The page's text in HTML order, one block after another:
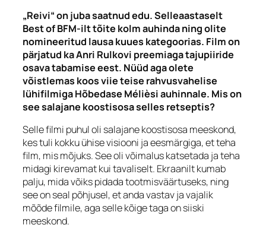
„Reivi“ on juba saatnud edu. Selleaastaselt
Best of BFM-ilt tõite kolm auhinda ning olite
nomineeritud lausa kuues kategoorias. Film on
pärjatud ka Anri Rulkovi preemiaga tajupiiride
osava tabamise eest. Nüüd aga olete
võistlemas koos viie teise rahvusvahelise
lühifilmiga Hõbedase Mélièsi auhinnale. Mis on
see salajane koostisosa selles retseptis?
Selle filmi puhul oli salajane koostisosa meeskond,
kes tuli kokku ühise visiooni ja eesmärgiga, et teha
film, mis mõjuks. See oli võimalus katsetada ja teha
midagi kirevamat kui tavaliselt. Ekraanilt kumab
palju, mida võiks pidada tootmisväärtuseks, ning
see on seal põhjusel, et anda vastav ja vajalik
mõõde filmile, aga selle kõige taga on siiski
meeskond.